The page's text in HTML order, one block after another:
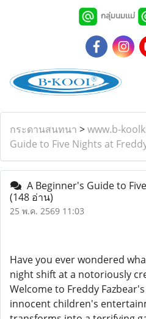
กลุ่มนมเเม่
กระดานสนทนา >www.b-
Guide to Five Nights at
A Beginner's Guide to
(148 อ่าน)
25 พ.ค. 2569 11:03
Have you ever wondered
night shift at a notoriously
Welcome to Freddy
innocent children's